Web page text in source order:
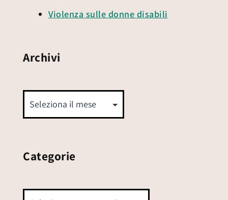
Violenza sulle donne disabili
Archivi
Categorie